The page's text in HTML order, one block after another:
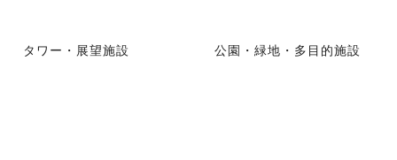
タワー・展望施設 公園・緑地・多目的施設